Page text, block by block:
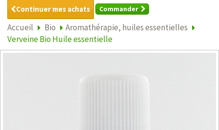
Continuer mes achats Commander
Accueil Bio
Aromathérapie, huiles essentielles
Verveine Bio Huile essentielle